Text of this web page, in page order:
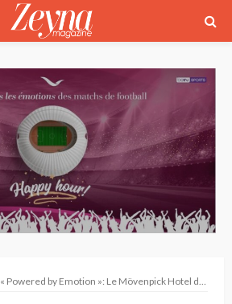
« Powered by Emotion »: Le Mövenpick Hotel du Lac de Tunis célèbre la Coupe du Monde de football